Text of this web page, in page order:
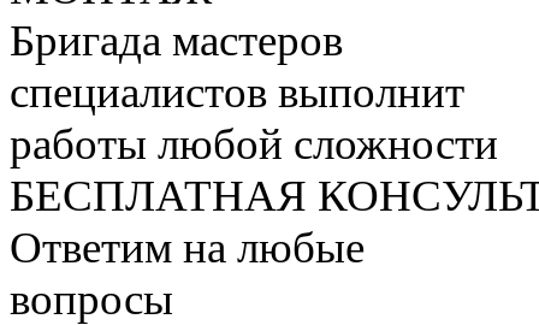
Бригада мастеров
специалистов выполнит
работы любой сложности
БЕСПЛАТНАЯ
Ответим на любые
вопросы